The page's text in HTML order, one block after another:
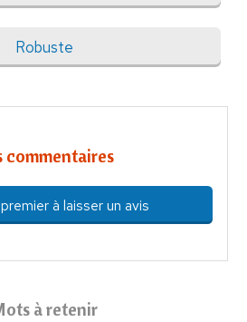
Robuste
commentaires
à laisser un avis
à retenir